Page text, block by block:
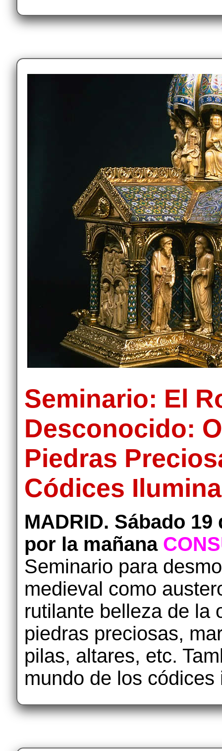
Seminario: El
Desconocido:
Piedras
Códices
MADRID. Sábado
por la mañana
Seminario para
medieval como
rutilante belleza de la
piedras preciosas,
pilas, altares, etc.
mundo de los códices